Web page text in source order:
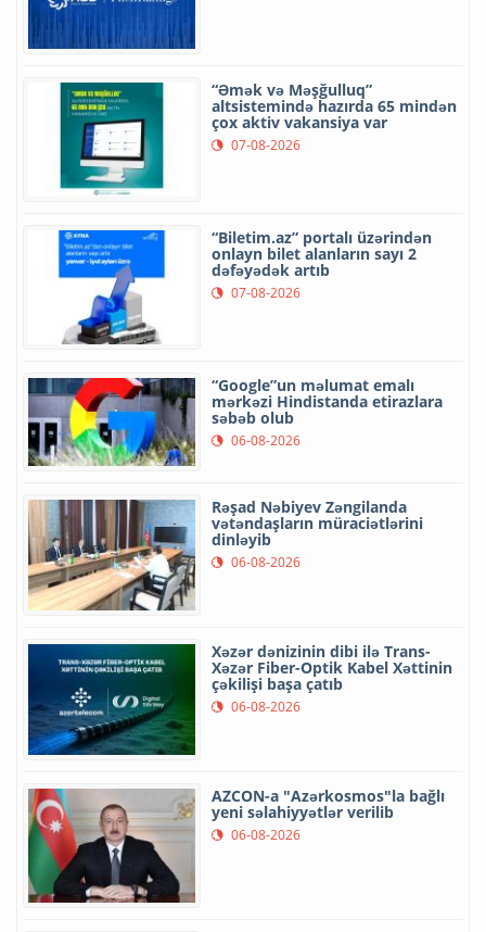
“Əmək və Məşğulluq”
altsistemində hazırda 65 mindən
çox aktiv vakansiya var
07-08-2026
“Biletim.az” portalı üzərindən
onlayn bilet alanların sayı 2
dəfəyədək artıb
07-08-2026
“Google”un məlumat emalı
mərkəzi Hindistanda etirazlara
səbəb olub
06-08-2026
Rəşad Nəbiyev Zəngilanda
vətəndaşların müraciətlərini
dinləyib
06-08-2026
Xəzər dənizinin dibi ilə Trans-
Xəzər Fiber-Optik Kabel Xəttinin
çəkilişi başa çatıb
06-08-2026
AZCON-a "Azərkosmos"la bağlı
yeni səlahiyyətlər verilib
06-08-2026